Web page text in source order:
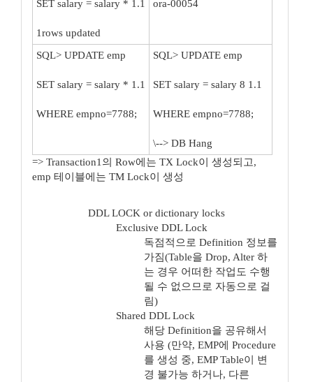
SET salary = salary * 1.1
1rows updated
ora-00054
SQL> UPDATE emp
SET salary = salary * 1.1
WHERE empno=7788;
SQL> UPDATE emp
SET salary = salary 8 1.1
WHERE empno=7788;
\--> DB Hang
=> Transaction1의 Row에는 TX Lock이 생성되고,
emp 테이블에는 TM Lock이 생성
DDL LOCK or dictionary locks
Exclusive DDL Lock
독점적으로 Definition 정보를
가짐(Table을 Drop, Alter 하
는 경우 어떠한 작업도 수행
될 수 없으므로 자동으로 걸
림)
Shared DDL Lock
해당 Definition을 공유해서
사용 (만약, EMP에 Procedure
를 생성 중, EMP Table이 변
경 불가능 하거나, 다른